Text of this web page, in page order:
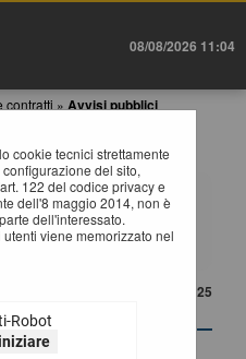
08/08/2026 11:04
contratti » Avvisi pubblici
cookie tecnici strettamente
del sito,
122 del codice privacy e
dell'8 maggio 2014, non è
dell'interessato.
viene memorizzato nel
Robot
di visualizzare i dati di
compresi i documenti.
gestione degli elenchi
un avviso riferito ad un elenco
"Bando d'iscrizione a elenco"
AGGIORNATO AL 06/10/2025
- SUA